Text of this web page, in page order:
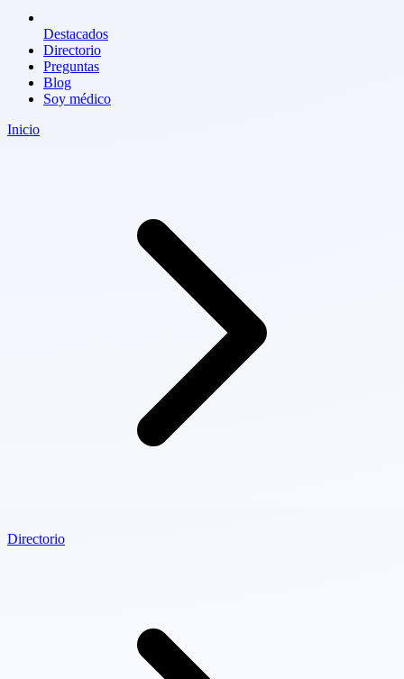
Destacados
Directorio
Preguntas
Blog
Soy médico
Inicio
Directorio